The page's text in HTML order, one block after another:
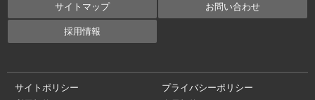
サイトマップ お問い合わせ
採用情報
サイトポリシー
プライバシーポリシー